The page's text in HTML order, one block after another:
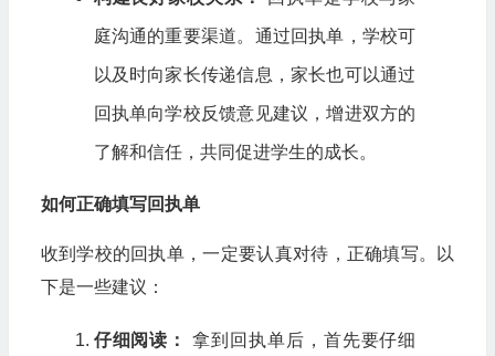
庭沟通的重要渠道。通过回执单，学校可
以及时向家长传递信息，家长也可以通过
回执单向学校反馈意见建议，增进双方的
了解和信任，共同促进学生的成长。
如何正确填写回执单
收到学校的回执单，一定要认真对待，正确填写。以
下是一些建议：
仔细阅读： 拿到回执单后，首先要仔细